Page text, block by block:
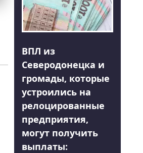
ВПЛ из
Северодонецка и
громады, которые
устроились на
релоцированные
предприятия,
могут получить
выплаты: